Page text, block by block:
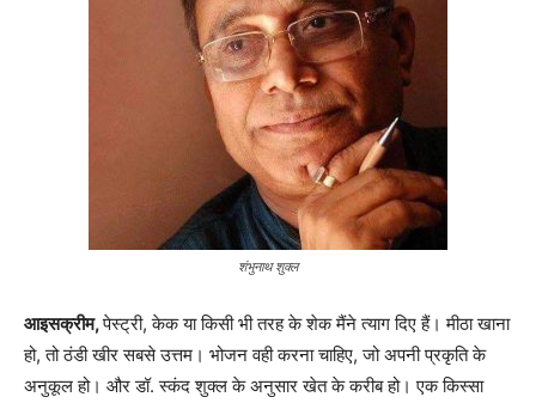
शंभुनाथ शुक्ल
आइसक्रीम,पेस्ट्री, केक या किसी भी तरह के शेक मैंने त्याग दिए हैं। मीठा खाना
हो, तो ठंडी खीर सबसे उत्तम। भोजन वही करना चाहिए, जो अपनी प्रकृति के
अनुकूल हो। और डॉ. स्कंद शुक्ल के अनुसार खेत के करीब हो। एक किस्सा